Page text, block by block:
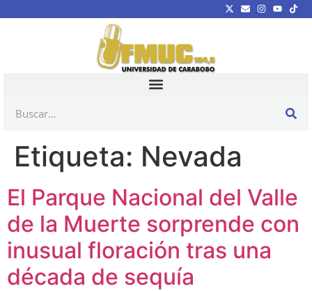
Etiqueta: Nevada
El Parque Nacional del Valle
de la Muerte sorprende con
inusual floración tras una
década de sequía